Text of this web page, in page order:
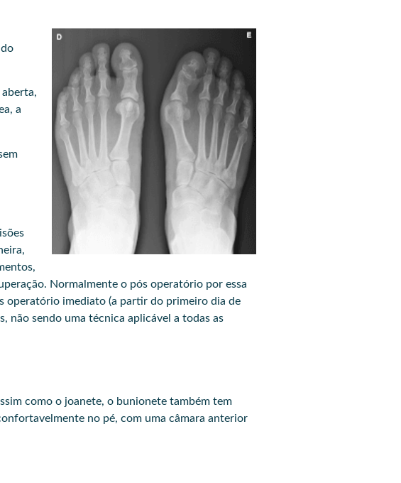
a
Normalmente o pós operatório por essa
operatório imediato (a partir do primeiro dia de
não sendo uma técnica aplicável a todas as
como o joanete, o bunionete também tem
no pé, com uma câmara anterior